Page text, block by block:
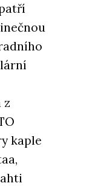
z
kaple